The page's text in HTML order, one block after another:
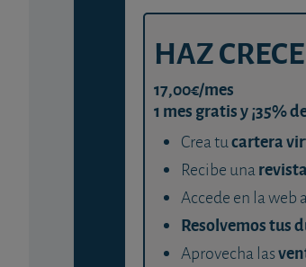
HAZ
17,00€/mes
1 mes gratis y ¡35%
Crea tucartera
Recibe una
Accede en la web
Resolvemos tus
Aprovecha las